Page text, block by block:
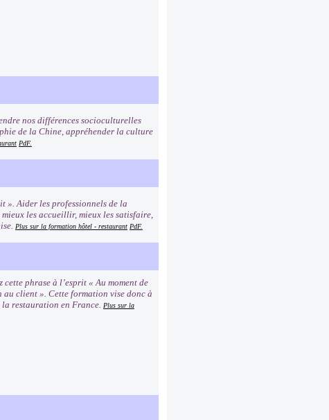
nos différences socioculturelles
de la Chine, appréhender la culture
PdF.
». Aider les professionnels de la
les accueillir, mieux les satisfaire,
Plus sur la formation hôtel - restaurant PdF.
phrase à l’esprit « Au moment de
au client ». Cette formation vise donc à
la restauration en France. Plus sur la